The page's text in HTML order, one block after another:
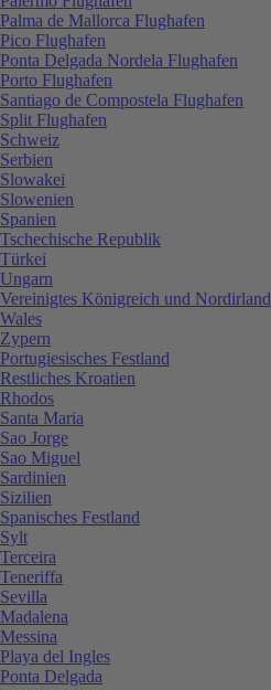
Palma de Mallorca Flughafen
Pico Flughafen
Ponta Delgada Nordela Flughafen
Porto Flughafen
Santiago de Compostela Flughafen
Split Flughafen
Schweiz
Serbien
Slowakei
Slowenien
Spanien
Tschechische Republik
Türkei
Ungarn
Vereinigtes Königreich und Nordirland
Wales
Zypern
Portugiesisches Festland
Restliches Kroatien
Rhodos
Santa Maria
Sao Jorge
Sao Miguel
Sardinien
Sizilien
Spanisches Festland
Sylt
Terceira
Teneriffa
Sevilla
Madalena
Messina
Playa del Ingles
Ponta Delgada